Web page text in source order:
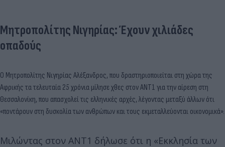
Μητροπολίτης Νιγηρίας: Έχουν χιλιάδες
οπαδούς
Ο Μητροπολίτης Νιγηρίας Αλέξανδρος, που δραστηριοποιείται στη χώρα της
Αφρικής τα τελευταία 25 χρόνια μίλησε χθες στον ΑΝΤ1 για την αίρεση στη
Θεσσαλονίκη, που απασχολεί τις ελληνικές αρχές, λέγοντας μεταξύ άλλων ότι
«ποντάρουν στη δυσκολία των ανθρώπων και τους εκμεταλλεύονται οικονομικά».
Μιλώντας στον ΑΝΤ1 δήλωσε ότι η «Εκκλησία των